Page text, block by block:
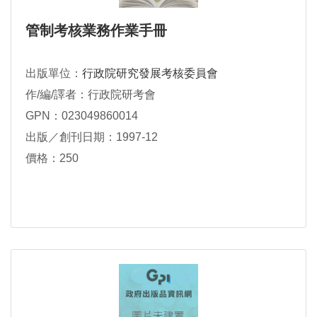
管制考核業務作業手冊
出版單位： 行政院研究發展考核委員會
作/編/譯者：行政院研考會
GPN：023049860014
出版／創刊日期：1997-12
價格：250